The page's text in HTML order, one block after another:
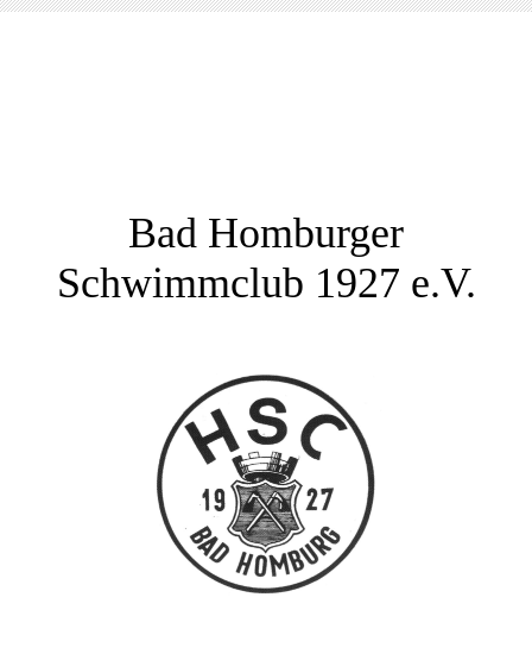
Bad Homburger
Schwimmclub 1927 e.V.